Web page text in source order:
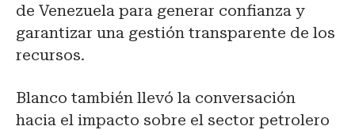
de Venezuela para generar confianza y
garantizar una gestión transparente de los
recursos.
Blanco también llevó la conversación
hacia el impacto sobre el sector petrolero